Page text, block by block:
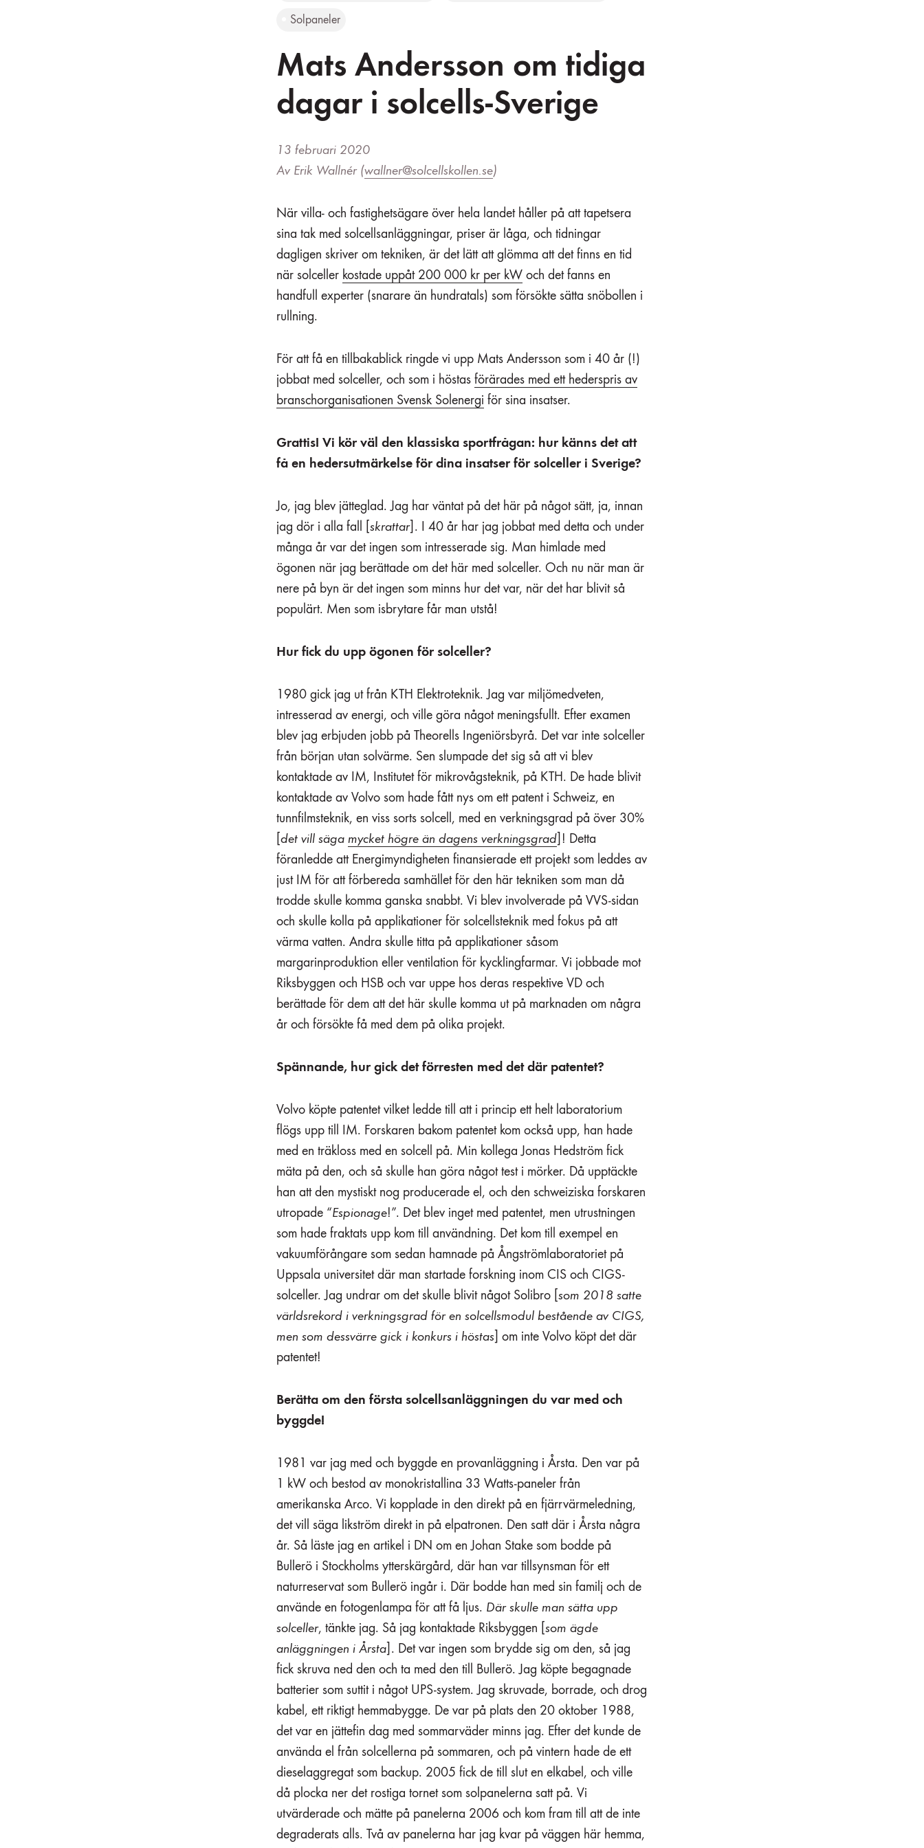
Solpaneler
Mats Andersson om tidiga
dagar i solcells-Sverige
13 februari 2020
Av Erik Wallnér (wallner@solcellskollen.se)
När villa- och fastighetsägare över hela landet håller på att tapetsera
sina tak med solcellsanläggningar, priser är låga, och tidningar
dagligen skriver om tekniken, är det lätt att glömma att det finns en tid
när solceller kostade uppåt 200 000 kr per kW och det fanns en
handfull experter (snarare än hundratals) som försökte sätta snöbollen i
rullning.
För att få en tillbakablick ringde vi upp Mats Andersson som i 40 år (!)
jobbat med solceller, och som i höstas förärades med ett hederspris av
branschorganisationen Svensk Solenergi för sina insatser.
Grattis! Vi kör väl den klassiska sportfrågan: hur känns det att
få en hedersutmärkelse för dina insatser för solceller i Sverige?
Jo, jag blev jätteglad. Jag har väntat på det här på något sätt, ja, innan
jag dör i alla fall [ skrattar]. I 40 år har jag jobbat med detta och under
många år var det ingen som intresserade sig. Man himlade med
ögonen när jag berättade om det här med solceller. Och nu när man är
nere på byn är det ingen som minns hur det var, när det har blivit så
populärt. Men som isbrytare får man utstå!
Hur fick du upp ögonen för solceller?
1980 gick jag ut från KTH Elektroteknik. Jag var miljömedveten,
intresserad av energi, och ville göra något meningsfullt. Efter examen
blev jag erbjuden jobb på Theorells Ingeniörsbyrå. Det var inte solceller
från början utan solvärme. Sen slumpade det sig så att vi blev
kontaktade av IM, Institutet för mikrovågsteknik, på KTH. De hade blivit
kontaktade av Volvo som hade fått nys om ett patent i Schweiz, en
tunnfilmsteknik, en viss sorts solcell, med en verkningsgrad på över 30%
det vill säga mycket högre än dagens verkningsgrad ]! Detta
föranledde att Energimyndigheten finansierade ett projekt som leddes av
just IM för att förbereda samhället för den här tekniken som man då
trodde skulle komma ganska snabbt. Vi blev involverade på VVS-sidan
och skulle kolla på applikationer för solcellsteknik med fokus på att
värma vatten. Andra skulle titta på applikationer såsom
margarinproduktion eller ventilation för kycklingfarmar. Vi jobbade mot
Riksbyggen och HSB och var uppe hos deras respektive VD och
berättade för dem att det här skulle komma ut på marknaden om några
år och försökte få med dem på olika projekt.
Spännande, hur gick det förresten med det där patentet?
Volvo köpte patentet vilket ledde till att i princip ett helt laboratorium
flögs upp till IM. Forskaren bakom patentet kom också upp, han hade
med en träkloss med en solcell på. Min kollega Jonas Hedström fick
mäta på den, och så skulle han göra något test i mörker. Då upptäckte
han att den mystiskt nog producerade el, och den schweiziska forskaren
utropade “Espionage!”. Det blev inget med patentet, men utrustningen
som hade fraktats upp kom till användning. Det kom till exempel en
vakuumförångare som sedan hamnade på Ångströmlaboratoriet på
Uppsala universitet där man startade forskning inom CIS och CIGS-
solceller. Jag undrar om det skulle blivit något Solibro [ som 2018 satte
världsrekord i verkningsgrad för en solcellsmodul bestående av CIGS,
men som dessvärre gick i konkurs i höstas ] om inte Volvo köpt det där
patentet!
Berätta om den första solcellsanläggningen du var med och
byggde!
1981 var jag med och byggde en provanläggning i Årsta. Den var på
1 kW och bestod av monokristallina 33 Watts-paneler från
amerikanska Arco. Vi kopplade in den direkt på en fjärrvärmeledning,
det vill säga likström direkt in på elpatronen. Den satt där i Årsta några
år. Så läste jag en artikel i DN om en Johan Stake som bodde på
Bullerö i Stockholms ytterskärgård, där han var tillsynsman för ett
naturreservat som Bullerö ingår i. Där bodde han med sin familj och de
använde en fotogenlampa för att få ljus. Där skulle man sätta upp
solceller, tänkte jag. Så jag kontaktade Riksbyggen [ som ägde
anläggningen i Årsta ]. Det var ingen som brydde sig om den, så jag
fick skruva ned den och ta med den till Bullerö. Jag köpte begagnade
batterier som suttit i något UPS-system. Jag skruvade, borrade, och drog
kabel, ett riktigt hemmabygge. De var på plats den 20 oktober 1988,
det var en jättefin dag med sommarväder minns jag. Efter det kunde de
använda el från solcellerna på sommaren, och på vintern hade de ett
dieselaggregat som backup. 2005 fick de till slut en elkabel, och ville
då plocka ner det rostiga tornet som solpanelerna satt på. Vi
utvärderade och mätte på panelerna 2006 och kom fram till att de inte
degraderats alls. Två av panelerna har jag kvar på väggen här hemma,